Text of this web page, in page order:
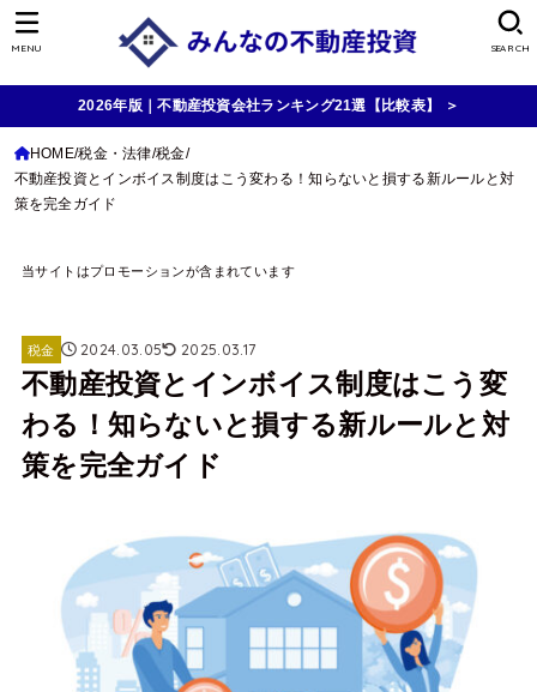
SEARCH
MENU
2026年版｜不動産投資会社ランキング21選【比較表】 ＞
HOME 税金・法律 税金
不動産投資とインボイス制度はこう変わる！知らないと損する新ルールと対
策を完全ガイド
当サイトはプロモーションが含まれています
税金 2024.03.05 2025.03.17
不動産投資とインボイス制度はこう変
わる！知らないと損する新ルールと対
策を完全ガイド